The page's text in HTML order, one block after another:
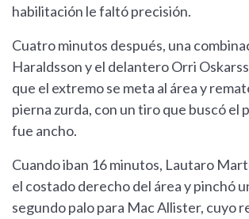
habilitación le faltó precisión.
Cuatro minutos después, una
Haraldsson y el delantero Orri
que el extremo se meta al área y
pierna zurda, con un tiro que buscó el
fue ancho.
Cuando iban 16 minutos, Lautaro
el costado derecho del área y pinchó
segundo palo para Mac Allister, cuyo